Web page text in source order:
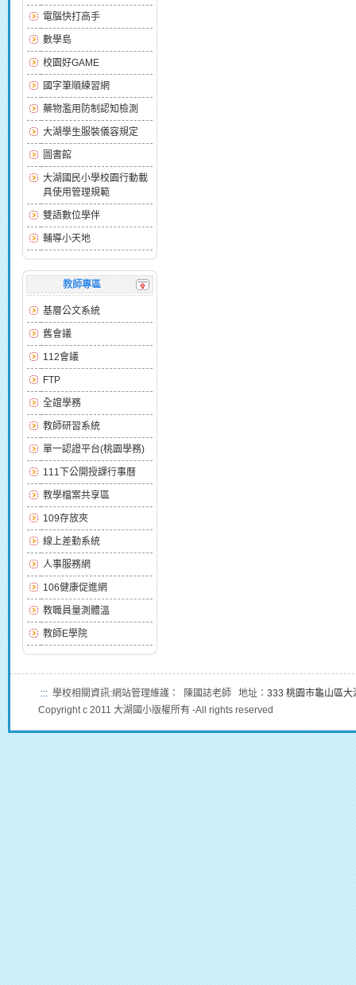
電腦快打高手
數學島
校園好GAME
國字筆順練習網
藥物濫用防制認知檢測
大湖學生服裝儀容規定
圖書館
大湖國民小學校園行動載
具使用管理規範
雙語數位學伴
輔導小天地
教師專區
基層公文系統
舊會議
112會議
FTP
全誼學務
教師研習系統
單一認證平台(桃園學務)
111下公開授課行事曆
教學檔案共享區
109存放夾
線上差勤系統
人事服務網
106健康促進網
教職員量測體溫
教師E學院
::: 學校相關資訊:網站管理維護： 陳國誌老師 地址： 333 桃園市龜山區
Copyright c 2011 大湖國小版權所有 -All rights reserved